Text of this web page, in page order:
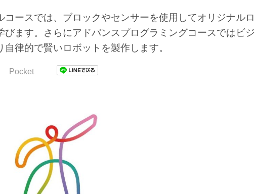
ースでは、ブロックやセンサーを使用してオリジナルロ
ます。さらにアドバンスプログラミングコースではビジ
律的で賢いロボットを製作します。
Pocket